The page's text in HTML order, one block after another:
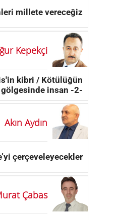
millete vereceğiz
Kepekçi
kibri / Kötülüğün
gölgesinde insan -2-
Akın Aydın
çerçeveleyecekler
Çabas